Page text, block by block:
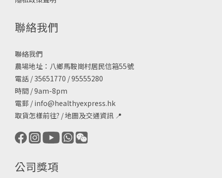
聯絡我們
聯絡我們
農場地址：八鄉馬鞍崗村居民信箱55號
電話 / 35651770 / 95555280
時間 / 9am-8pm
電郵 / info@healthyexpress.hk
取貨怎樣前往? /地圖及交通資訊 📍
公司獎項